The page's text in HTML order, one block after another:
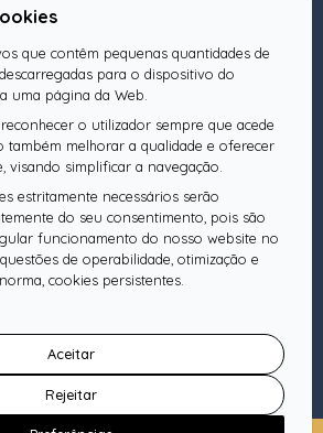
que contêm pequenas quantidades de
para o dispositivo do
uma página da Web.
o utilizador sempre que acede
também melhorar a qualidade e oferecer
visando simplificar a navegação.
estritamente necessários serão
do seu consentimento, pois são
funcionamento do nosso website no
de operabilidade, otimização e
cookies persistentes.
Aceitar
Rejeitar
NEWSLETTER
Newsletter OK
SIGA-NOS
o seu Notário